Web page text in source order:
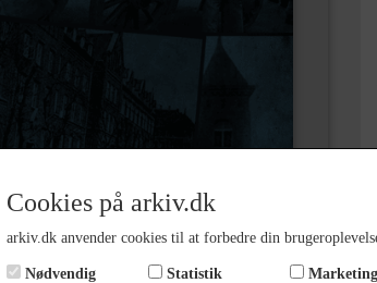
Cookies på arkiv.dk
arkiv.dk anvender cookies til at forbedre din
Nødvendig Statistik Marketing